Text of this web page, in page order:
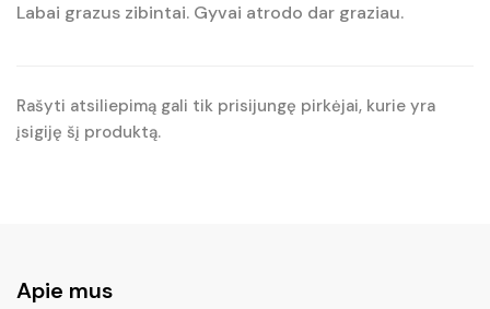
Labai grazus zibintai. Gyvai atrodo dar graziau.
Rašyti atsiliepimą gali tik prisijungę pirkėjai, kurie yra
įsigiję šį produktą.
Apie mus